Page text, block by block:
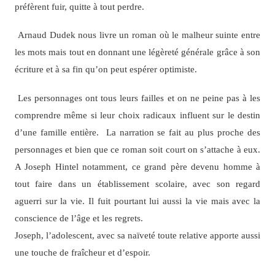
préfèrent fuir, quitte à tout perdre.
Arnaud Dudek nous livre un roman où le malheur suinte entre
les mots mais tout en donnant une légèreté générale grâce à son
écriture et à sa fin qu’on peut espérer optimiste.
Les personnages ont tous leurs failles et on ne peine pas à les
comprendre même si leur choix radicaux influent sur le destin
d’une famille entière. La narration se fait au plus proche des
personnages et bien que ce roman soit court on s’attache à eux.
A Joseph Hintel notamment, ce grand père devenu homme à
tout faire dans un établissement scolaire, avec son regard
aguerri sur la vie. Il fuit pourtant lui aussi la vie mais avec la
conscience de l’âge et les regrets.
Joseph, l’adolescent, avec sa naïveté toute relative apporte aussi
une touche de fraîcheur et d’espoir.